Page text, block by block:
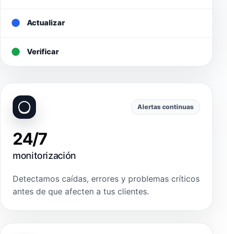
Actualizar
Verificar
Alertas continuas
24/7
monitorización
Detectamos caídas, errores y problemas críticos
antes de que afecten a tus clientes.